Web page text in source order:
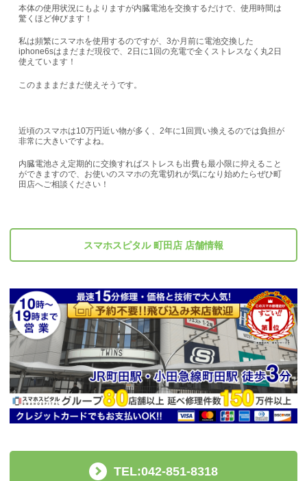
本体の使用状況にもよりますが内臓電池を交換するだけで、使用時間は
驚くほど伸びます！
私は頻繁にスマホを使用するのですが、3か月前に電池交換した
iphone6sはまだまだ現役で、2日に1回の充電で全くストレスなく丸2日
使えています！
このまままだまだ使えそうです。
近頃のスマホは10万円近い物が多く、2年に1回買い換えるのでは負担が
非常に大きいですよね。
内臓電池さえ定期的に交換すればストレスも出費も最小限に抑えること
ができますので、お使いのスマホの充電切れが気になり始めたらぜひ町
田店へご相談ください！
スマホスピタル 町田店 店舗情報
TEL:042-851-8318